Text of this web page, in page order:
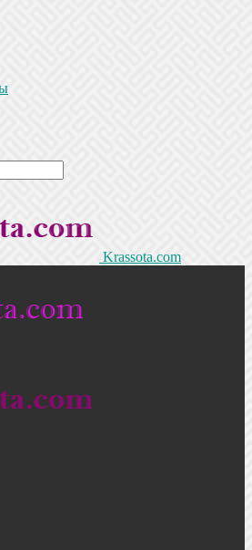
Krassota.com